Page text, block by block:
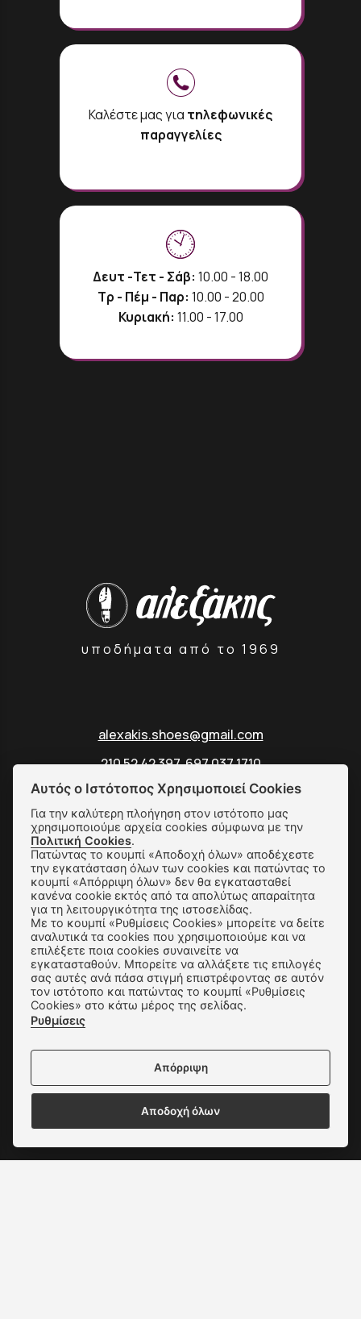
Καλέστε μας για τηλεφωνικές
παραγγελίες
Δευτ -Τετ - Σάβ: 10.00 - 18.00
Τρ - Πέμ - Παρ: 10.00 - 20.00
Κυριακή: 11.00 - 17.00
υποδήματα από το 1969
alexakis.shoes@gmail.com
210 52 42 397,697 037 1710
Ζήνωνος 6 & Γερανίου, Ομόνοια, 10431 Αθήνα
Μάθετε για εμάς
Login
SUBSCRIBE
Αποστολές & Αλλαγές
Τρόποι Παραγγελίας & Πληρωμής
Πολιτική Απορρήτου
Επικοινωνία
Αυτός ο Ιστότοπος Χρησιμοποιεί Cookies
Για την καλύτερη πλοήγηση στον ιστότοπο μας
χρησιμοποιούμε αρχεία cookies σύμφωνα με την
Πολιτική Cookies.
Πατώντας το κουμπί «Αποδοχή όλων» αποδέχεστε
την εγκατάσταση όλων των cookies και πατώντας το
κουμπί «Απόρριψη όλων» δεν θα εγκατασταθεί
κανένα cookie εκτός από τα απολύτως απαραίτητα
για τη λειτουργικότητα της ιστοσελίδας.
Με το κουμπί «Ρυθμίσεις Cookies» μπορείτε να δείτε
αναλυτικά τα cookies που χρησιμοποιούμε και να
επιλέξετε ποια cookies συναινείτε να
εγκατασταθούν. Μπορείτε να αλλάξετε τις επιλογές
σας αυτές ανά πάσα στιγμή επιστρέφοντας σε αυτόν
τον ιστότοπο και πατώντας το κουμπί «Ρυθμίσεις
Cookies» στο κάτω μέρος της σελίδας.
Ρυθμίσεις
Απόρριψη
Αποδοχή όλων